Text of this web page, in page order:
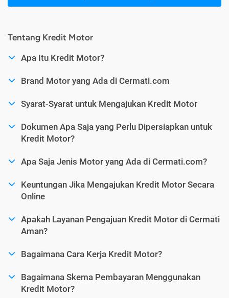
Tentang Kredit Motor
Apa Itu Kredit Motor?
Brand Motor yang Ada di Cermati.com
Syarat-Syarat untuk Mengajukan Kredit Motor
Dokumen Apa Saja yang Perlu Dipersiapkan untuk
Kredit Motor?
Apa Saja Jenis Motor yang Ada di Cermati.com?
Keuntungan Jika Mengajukan Kredit Motor Secara
Online
Apakah Layanan Pengajuan Kredit Motor di Cermati
Aman?
Bagaimana Cara Kerja Kredit Motor?
Bagaimana Skema Pembayaran Menggunakan
Kredit Motor?